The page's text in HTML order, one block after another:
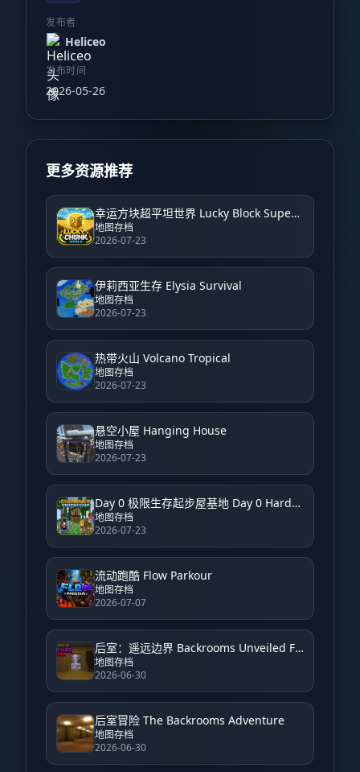
发布者
Heliceo
发布时间
2026-05-26
更多资源推荐
幸运方块超平坦世界 Lucky Block Super Flat World
地图存档
2026-07-23
伊莉西亚生存 Elysia Survival
地图存档
2026-07-23
热带火山 Volcano Tropical
地图存档
2026-07-23
悬空小屋 Hanging House
地图存档
2026-07-23
Day 0 极限生存起步屋基地 Day 0 Hardcore Survival Starter House Base
地图存档
2026-07-23
流动跑酷 Flow Parkour
地图存档
2026-07-07
后室：遥远边界 Backrooms Unveiled Farside
地图存档
2026-06-30
后室冒险 The Backrooms Adventure
地图存档
2026-06-30